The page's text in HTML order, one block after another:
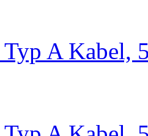
A Kabel,